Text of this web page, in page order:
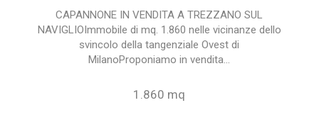
CAPANNONE IN VENDITA A TREZZANO SUL
NAVIGLIOImmobile di mq. 1.860 nelle vicinanze dello
svincolo della tangenziale Ovest di
MilanoProponiamo in vendita...
1.860 mq